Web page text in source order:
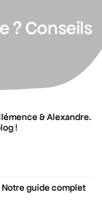
? Conseils
& Alexandre.
!
Notre guide complet